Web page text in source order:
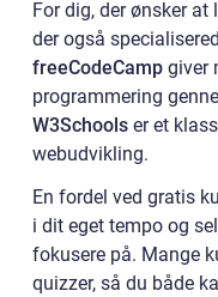
For dig, der ønsker
der også
freeCodeCamp giver
programmering
W3Schools er et
webudvikling.
En fordel ved gratis
i dit eget tempo og
fokusere på. Mange
quizzer, så du både